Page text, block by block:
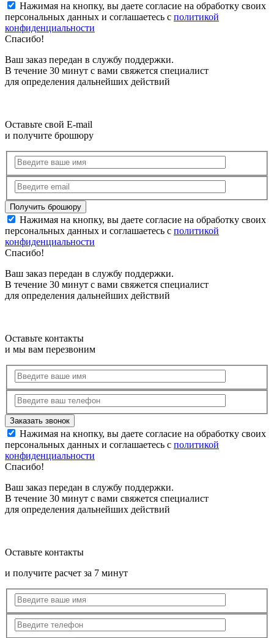
Нажимая на кнопку, вы даете согласие на обработку своих
персональных данных и соглашаетесь с политикой
конфиденциальности
Спасибо!
Ваш заказ передан в службу поддержки.
В течение 30 минут с вами свяжется специалист
для определения дальнейших действий
Оставьте свой E-mail
и получите брошюру
Нажимая на кнопку, вы даете согласие на обработку своих
персональных данных и соглашаетесь с политикой
конфиденциальности
Спасибо!
Ваш заказ передан в службу поддержки.
В течение 30 минут с вами свяжется специалист
для определения дальнейших действий
Оставьте контакты
и мы вам перезвоним
Нажимая на кнопку, вы даете согласие на обработку своих
персональных данных и соглашаетесь с политикой
конфиденциальности
Спасибо!
Ваш заказ передан в службу поддержки.
В течение 30 минут с вами свяжется специалист
для определения дальнейших действий
Оставьте контакты
и получите расчет за 7 минут